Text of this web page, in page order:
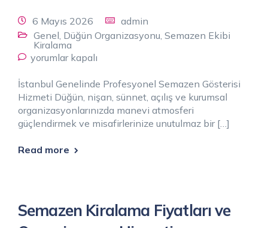
6 Mayıs 2026
admin
Genel Düğün Organizasyonu Semazen Ekibi
Kiralama
yorumlar kapalı
İstanbul Genelinde Profesyonel Semazen Gösterisi
Hizmeti Düğün, nişan, sünnet, açılış ve kurumsal
organizasyonlarınızda manevi atmosferi
güçlendirmek ve misafirlerinize unutulmaz bir […]
Read more
Semazen Kiralama Fiyatları ve